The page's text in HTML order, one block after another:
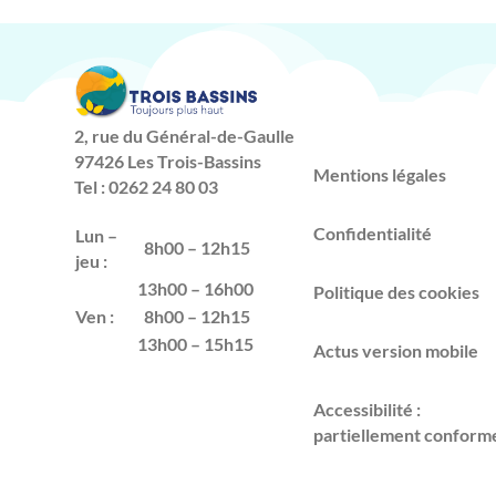
2, rue du Général-de-Gaulle
97426 Les Trois-Bassins
Tel : 0262 24 80 03
Lun –
jeu :
8h00 – 12h15
13h00 – 16h00
Ven :
8h00 – 12h15
13h00 – 15h15
Mentions légales
Confidentialité
Politique des cookies
Actus version mobile
Accessibilité :
partiellement